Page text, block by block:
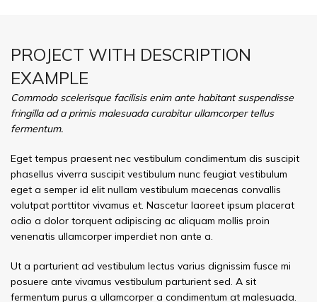
PROJECT WITH DESCRIPTION
EXAMPLE
Commodo scelerisque facilisis enim ante habitant suspendisse
fringilla ad a primis malesuada curabitur ullamcorper tellus
fermentum.
Eget tempus praesent nec vestibulum condimentum dis suscipit
phasellus viverra suscipit vestibulum nunc feugiat vestibulum
eget a semper id elit nullam vestibulum maecenas convallis
volutpat porttitor vivamus et. Nascetur laoreet ipsum placerat
odio a dolor torquent adipiscing ac aliquam mollis proin
venenatis ullamcorper imperdiet non ante a.
Ut a parturient ad vestibulum lectus varius dignissim fusce mi
posuere ante vivamus vestibulum parturient sed. A sit
fermentum purus a ullamcorper a condimentum at malesuada.